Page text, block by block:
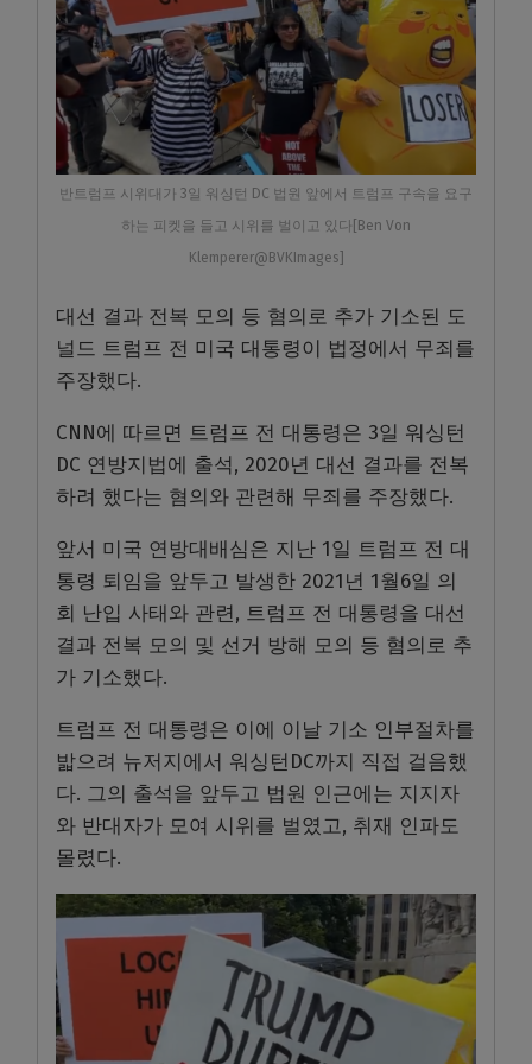
반트럼프 시위대가 3일 워싱턴 DC 법원 앞에서 트럼프 구속을 요구
하는 피켓을 들고 시위를 벌이고 있다[Ben Von
Klemperer@BVKImages]
대선 결과 전복 모의 등 혐의로 추가 기소된 도
널드 트럼프 전 미국 대통령이 법정에서 무죄를
주장했다.
CNN에 따르면 트럼프 전 대통령은 3일 워싱턴
DC 연방지법에 출석, 2020년 대선 결과를 전복
하려 했다는 혐의와 관련해 무죄를 주장했다.
앞서 미국 연방대배심은 지난 1일 트럼프 전 대
통령 퇴임을 앞두고 발생한 2021년 1월6일 의
회 난입 사태와 관련, 트럼프 전 대통령을 대선
결과 전복 모의 및 선거 방해 모의 등 혐의로 추
가 기소했다.
트럼프 전 대통령은 이에 이날 기소 인부절차를
밟으려 뉴저지에서 워싱턴DC까지 직접 걸음했
다. 그의 출석을 앞두고 법원 인근에는 지지자
와 반대자가 모여 시위를 벌였고, 취재 인파도
몰렸다.